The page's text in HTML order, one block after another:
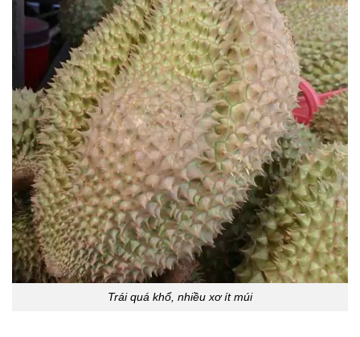
Trái quá khổ, nhiều xơ ít múi